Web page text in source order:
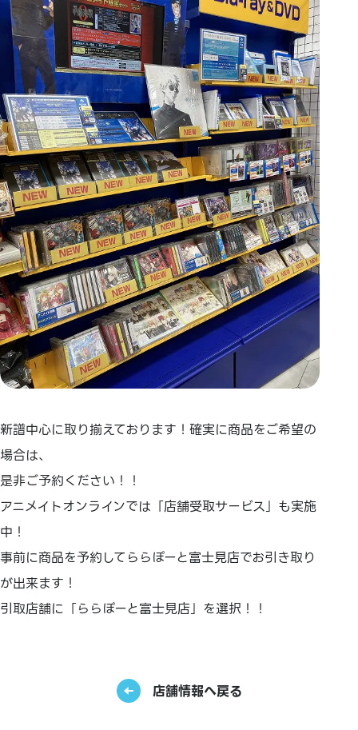
新譜中心に取り揃えております！確実に商品をご希望の
場合は、
是非ご予約ください！！
アニメイトオンラインでは「店舗受取サービス」も実施
中！
事前に商品を予約してららぽーと富士見店でお引き取り
が出来ます！
引取店舗に「ららぽーと富士見店」を選択！！
店舗情報へ戻る